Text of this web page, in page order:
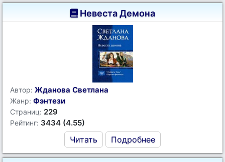
Невеста Демона
Автор: Жданова Светлана
Жанр: Фэнтези
Страниц: 229
Рейтинг: 3434 (4.55)
Читать Подробнее